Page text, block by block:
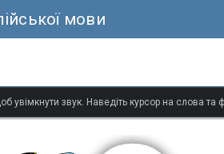
мови
увімкнути звук. Наведіть курсор на слова